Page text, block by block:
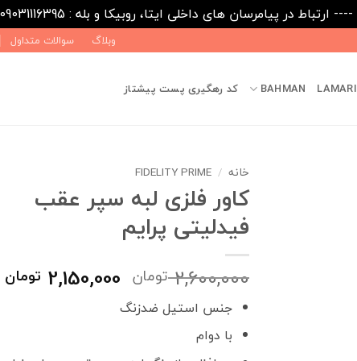
وبلاگ سوالات متداول
LAMARI
BAHMAN کد رهگیری پست پیشتاز
خانه /
FIDELITY PRIME
کاور فلزی لبه سپر عقب
فیدلیتی پرایم
2,600,000 تومان قیمت
اصلی
2,150,000 تومان
جنس استیل ضدزنگ
با دوام